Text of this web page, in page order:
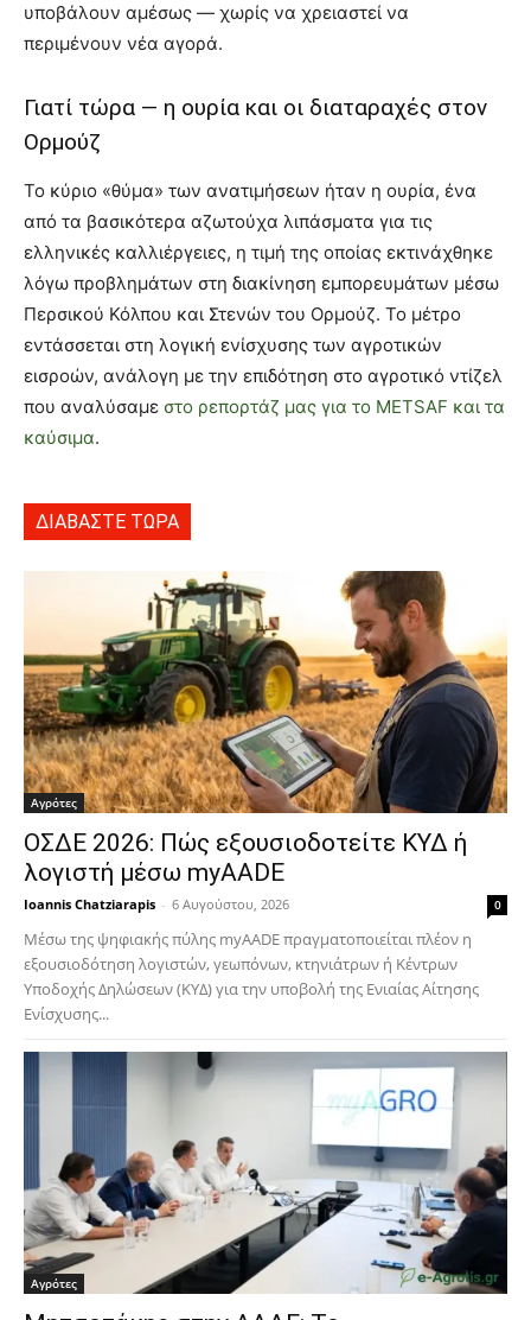
υποβάλουν αμέσως — χωρίς να χρειαστεί να
περιμένουν νέα αγορά.
Γιατί τώρα — η ουρία και οι διαταραχές στον
Ορμούζ
Το κύριο «θύμα» των ανατιμήσεων ήταν η ουρία, ένα
από τα βασικότερα αζωτούχα λιπάσματα για τις
ελληνικές καλλιέργειες, η τιμή της οποίας εκτινάχθηκε
λόγω προβλημάτων στη διακίνηση εμπορευμάτων μέσω
Περσικού Κόλπου και Στενών του Ορμούζ. Το μέτρο
εντάσσεται στη λογική ενίσχυσης των αγροτικών
εισροών, ανάλογη με την επιδότηση στο αγροτικό ντίζελ
που αναλύσαμε στο ρεπορτάζ μας για το METSAF και τα
καύσιμα.
ΔΙΑΒΑΣΤΕ ΤΩΡΑ
Αγρότες
ΟΣΔΕ 2026: Πώς εξουσιοδοτείτε ΚΥΔ ή
λογιστή μέσω myAADE
Ioannis Chatziarapis - 6 Αυγούστου, 2026 0
Μέσω της ψηφιακής πύλης myAADE πραγματοποιείται πλέον η
εξουσιοδότηση λογιστών, γεωπόνων, κτηνιάτρων ή Κέντρων
Υποδοχής Δηλώσεων (ΚΥΔ) για την υποβολή της Ενιαίας Αίτησης
Ενίσχυσης...
Αγρότες